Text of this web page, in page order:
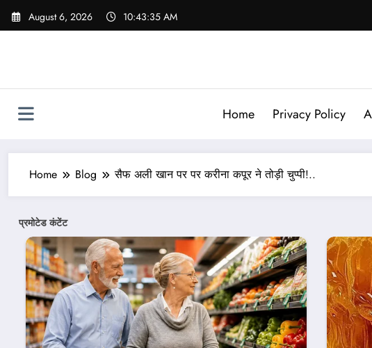
Skip
August 6, 2026 10:43:37 AM
Home Privacy Policy
Home Blog सैफ अली खान पर पर करीना कपूर ने तोड़ी चुप्पी!..